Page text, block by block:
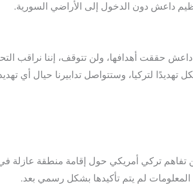
داعش دون الدخول إلى الأراضي السورية.
حققت أهدافها، ولن تتوقف، إننا نراقب
لتركيا، وستتواصل تدابيرنا حيال أي تهديد
تفاهم تركي أمريكي حول إقامة منطقة
لم يتم تأكيدها بشكل رسمي بعد.